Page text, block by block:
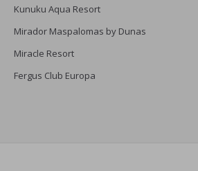
Kunuku Aqua Resort
Mirador Maspalomas by Dunas
Miracle Resort
Fergus Club Europa